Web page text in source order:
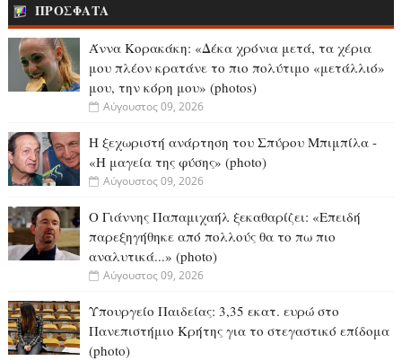
ΠΡΟΣΦΑΤΑ
Άννα Κορακάκη: «Δέκα χρόνια μετά, τα χέρια
μου πλέον κρατάνε το πιο πολύτιμο «μετάλλιό»
μου, την κόρη μου» (photos)
Αύγουστος 09, 2026
Η ξεχωριστή ανάρτηση του Σπύρου Μπιμπίλα -
«Η μαγεία της φύσης» (photo)
Αύγουστος 09, 2026
O Γιάννης Παπαμιχαήλ ξεκαθαρίζει: «Επειδή
παρεξηγήθηκε από πολλούς θα το πω πιο
αναλυτικά...» (photo)
Αύγουστος 09, 2026
Υπουργείο Παιδείας: 3,35 εκατ. ευρώ στο
Πανεπιστήμιο Κρήτης για το στεγαστικό επίδομα
(photo)